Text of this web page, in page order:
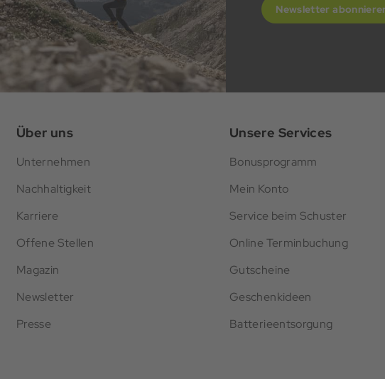
Newsletter
Über uns
Unternehmen
Nachhaltigkeit
Karriere
Offene Stellen
Magazin
Newsletter
Presse
Unsere Services
Bonusprogramm
Mein Konto
Service beim Schuster
Online Terminbuchung
Gutscheine
Geschenkideen
Batterieentsorgung